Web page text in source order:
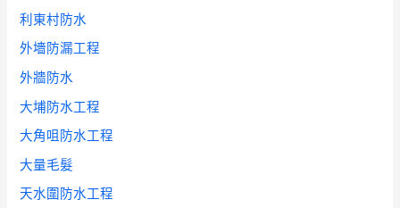
利東村防水
外墻防漏工程
外牆防水
大埔防水工程
大角咀防水工程
大量毛髮
天水圍防水工程